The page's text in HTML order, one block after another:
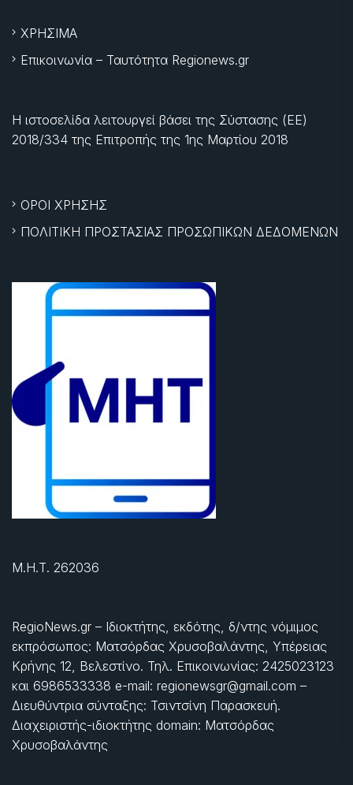
ΧΡΗΣΙΜΑ
Επικοινωνία – Ταυτότητα Regionews.gr
Η ιστοσελίδα λειτουργεί βάσει της Σύστασης (ΕΕ)
2018/334 της Επιτροπής της 1ης Μαρτίου 2018
ΟΡΟΙ ΧΡΗΣΗΣ
ΠΟΛΙΤΙΚΗ ΠΡΟΣΤΑΣΙΑΣ ΠΡΟΣΩΠΙΚΩΝ ΔΕΔΟΜΕΝΩΝ
Μ.Η.Τ. 262036
RegioNews.gr – Ιδιοκτήτης, εκδότης, δ/ντης νόμιμος
εκπρόσωπος: Ματσόρδας Χρυσοβαλάντης, Υπέρειας
Κρήνης 12, Βελεστίνο. Τηλ. Επικοινωνίας: 2425023123
και 6986533338 e-mail: regionewsgr@gmail.com –
Διευθύντρια σύνταξης: Τσιντσίνη Παρασκευή.
Διαχειριστής-ιδιοκτήτης domain: Ματσόρδας
Χρυσοβαλάντης